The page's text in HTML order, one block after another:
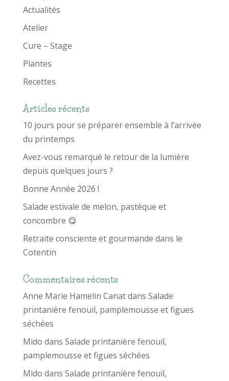
Actualités
Atelier
Cure – Stage
Plantes
Recettes
Articles récents
10 jours pour se préparer ensemble à l’arrivée
du printemps
Avez-vous remarqué le retour de la lumière
depuis quelques jours ?
Bonne Année 2026 !
Salade estivale de melon, pastèque et
concombre 😋
Retraite consciente et gourmande dans le
Cotentin
Commentaires récents
Anne Marie Hamelin Canatdans Salade
printanière fenouil, pamplemousse et figues
séchées
Mido dans Salade printanière fenouil,
pamplemousse et figues séchées
Mido dans Salade printanière fenouil,